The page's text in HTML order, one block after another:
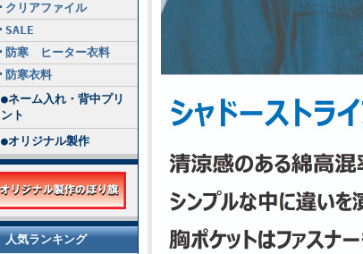
クリアファイル
SALE
防寒 ヒーター衣料
防寒衣料
●ネーム入れ・背中プリ
ント
●オリジナル製作
人気ランキング